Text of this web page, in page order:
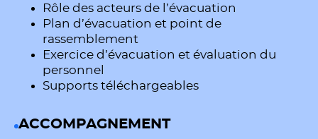
Rôle des acteurs de l’évacuation
Plan d’évacuation et point de
rassemblement
Exercice d’évacuation et évaluation du
personnel
Supports téléchargeables
ACCOMPAGNEMENT